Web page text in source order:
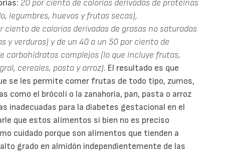
20 por ciento de calorías derivadas de proteínas
legumbres, huevos y frutas secas),
de calorías derivadas de grasas no saturadas
y verduras) y de un 40 a un 50 por ciento de
carbohidratos complejos (lo que incluye frutas,
cereales, pasta y arroz). El resultado es que
se les permite comer frutas de todo tipo, zumos,
como el brócoli o la zanahoria, pan, pasta o arroz
inadecuadas para la diabetes gestacional en el
que estos alimentos si bien no es preciso
cuidado porque son alimentos que tienden a
grado en almidón independientemente de las